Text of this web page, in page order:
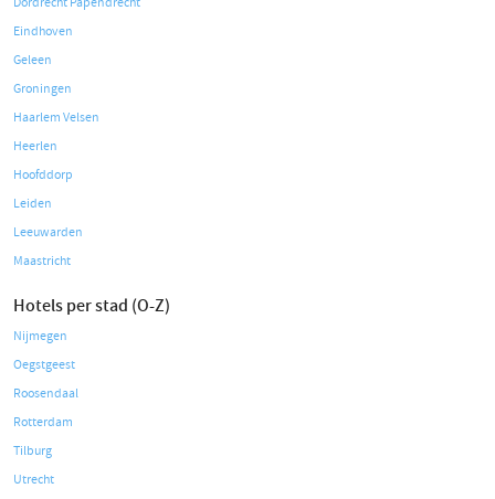
Eindhoven
Geleen
Groningen
Haarlem Velsen
Heerlen
Hoofddorp
Leiden
Leeuwarden
Maastricht
Hotels per stad (O-Z)
Nijmegen
Oegstgeest
Roosendaal
Rotterdam
Tilburg
Utrecht